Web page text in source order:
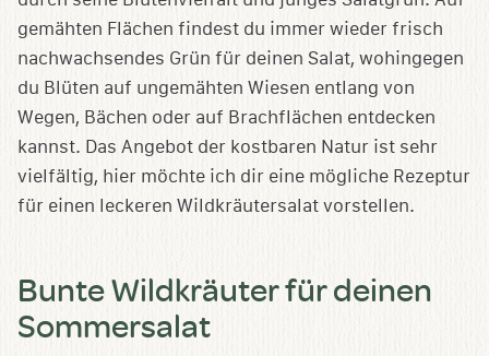
gemähten Flächen findest du immer wieder frisch
nachwachsendes Grün für deinen Salat, wohingegen
du Blüten auf ungemähten Wiesen entlang von
Wegen, Bächen oder auf Brachflächen entdecken
kannst. Das Angebot der kostbaren Natur ist sehr
vielfältig, hier möchte ich dir eine mögliche Rezeptur
für einen leckeren Wildkräutersalat vorstellen.
Bunte Wildkräuter für deinen
Sommersalat